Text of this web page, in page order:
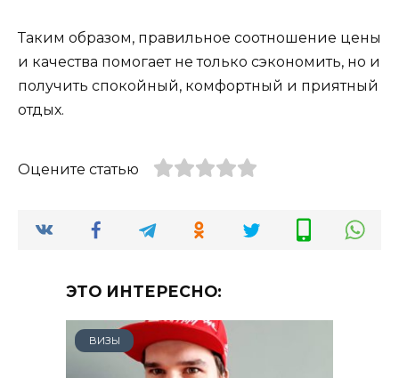
Таким образом, правильное соотношение цены
и качества помогает не только сэкономить, но и
получить спокойный, комфортный и приятный
отдых.
Оцените статью
ЭТО ИНТЕРЕСНО:
ВИЗЫ